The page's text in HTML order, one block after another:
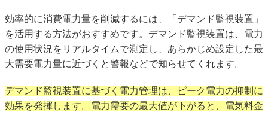
効率的に消費電力量を削減するには、「デマンド監視装置」
を活用する方法がおすすめです。デマンド監視装置は、電力
の使用状況をリアルタイムで測定し、あらかじめ設定した最
大需要電力量に近づくと警報などで知らせてくれます。
デマンド監視装置に基づく電力管理は、ピーク電力の抑制に
効果を発揮します。電力需要の最大値が下がると、電気料金